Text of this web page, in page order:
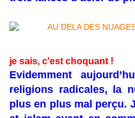
je sais, c'est choquant !
Evidemment
religions radicales, la
plus en plus mal perçu.